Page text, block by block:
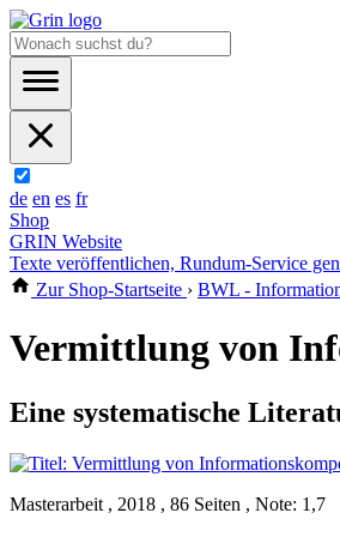
de en es fr
Shop
GRIN Website
Texte veröffentlichen, Rundum-Service
Zur Shop-Startseite › BWL -
Vermittlung von
Eine systematische
Masterarbeit , 2018 , 86 Seiten , Note: 1,7